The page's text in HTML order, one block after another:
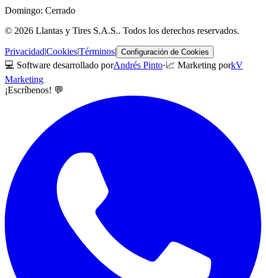
Domingo: Cerrado
© 2026 Llantas y Tires S.A.S.. Todos los derechos reservados.
Privacidad|Cookies|Términos| Configuración de Cookies
💻 Software desarrollado porAndrés Pinto·📈 Marketing porkV
Marketing
¡Escríbenos! 💬